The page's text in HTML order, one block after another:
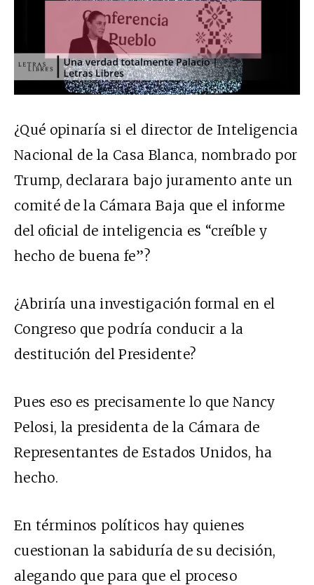
¿Qué opinaría si el director de Inteligencia
Nacional de la Casa Blanca, nombrado por
Trump, declarara bajo juramento ante un
comité de la Cámara Baja que el informe
del oficial de inteligencia es “creíble y
hecho de buena fe”?
¿Abriría una investigación formal en el
Congreso que podría conducir a la
destitución del Presidente?
Pues eso es precisamente lo que Nancy
Pelosi, la presidenta de la Cámara de
Representantes de Estados Unidos, ha
hecho.
En términos políticos hay quienes
cuestionan la sabiduría de su decisión,
alegando que para que el proceso